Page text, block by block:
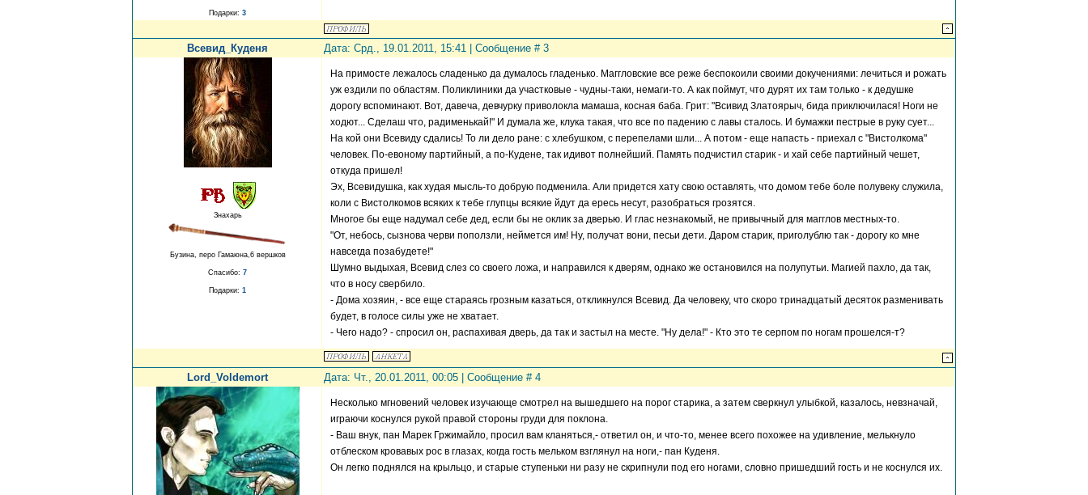
Подарки: 3
Всевид_Куденя Дата: Срд., 19.01.2011, 15:41 | Сообщение # 3
Знахарь
Бузина, перо Гамаюна,6 вершков
Спасибо: 7
Подарки: 1
На примосте лежалось сладенько да думалось гладенько. Маггловские все реже беспокоили своими докучениями: лечиться и рожать
уж ездили по областям. Поликлиники да участковые - чудны-таки, немаги-то. А как поймут, что дурят их там только - к дедушке
дорогу вспоминают. Вот, давеча, девчурку приволокла мамаша, косная баба. Грит: "Всивид Златоярыч, бида приключилася! Ноги не
ходют... Сделаш что, радименькай!" И думала же, клука такая, что все по падению с лавы сталось. И бумажки пестрые в руку сует...
На кой они Всевиду сдались! То ли дело ране: с хлебушком, с перепелами шли... А потом - еще напасть - приехал с "Вистолкома"
человек. По-евоному партийный, а по-Кудене, так идивот полнейший. Память подчистил старик - и хай себе партийный чешет,
откуда пришел!
Эх, Всевидушка, как худая мысль-то добрую подменила. Али придется хату свою оставлять, что домом тебе боле полувеку служила,
коли с Вистолкомов всяких к тебе глупцы всякие йдут да ересь несут, разобраться грозятся.
Многое бы еще надумал себе дед, если бы не оклик за дверью. И глас незнакомый, не привычный для магглов местных-то.
"От, небось, сызнова черви поползли, неймется им! Ну, получат вони, песьи дети. Даром старик, приголублю так - дорогу ко мне
навсегда позабудете!"
Шумно выдыхая, Всевид слез со своего ложа, и направился к дверям, однако же остановился на полупутьи. Магией пахло, да так,
что в носу свербило.
- Дома хозяин, - все еще стараясь грозным казаться, откликнулся Всевид. Да человеку, что скоро тринадцатый десяток разменивать
будет, в голосе силы уже не хватает.
- Чего надо? - спросил он, распахивая дверь, да так и застыл на месте. "Ну дела!" - Кто это те серпом по ногам прошелся-т?
Lord_Voldemort Дата: Чт., 20.01.2011, 00:05 | Сообщение # 4
Несколько мгновений человек изучающе смотрел на вышедшего на порог старика, а затем сверкнул улыбкой, казалось, невзначай,
играючи коснулся рукой правой стороны груди для поклона.
- Ваш внук, пан Марек Гржимайло, просил вам кланяться,- ответил он, и что-то, менее всего похожее на удивление, мелькнуло
отблеском кровавых рос в глазах, когда гость мельком взглянул на ноги,- пан Куденя.
Он легко поднялся на крыльцо, и старые ступеньки ни разу не скрипнули под его ногами, словно пришедший гость и не коснулся их.